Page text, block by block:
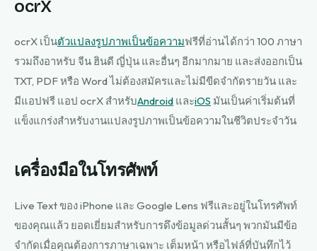
ocrX
ocrX เป็นตัวแปลงรูปภาพเป็นข้อความฟรีที่อ่านได้กว่า 100 ภาษา
รวมถึงอาหรับ จีน ฮินดี ญี่ปุ่น และอื่นๆ อีกมากมาย และส่งออกเป็น
TXT, PDF หรือ Word ไม่ต้องสมัครและไม่มีขีดจำกัดรายวัน และ
มีแอปฟรี แอป ocrX สำหรับAndroid และiOS มันเป็นค่าเริ่มต้นที่
แข็งแกร่งสำหรับงานแปลงรูปภาพเป็นข้อความในชีวิตประจำวัน
เครื่องมือในโทรศัพท์
Live Text ของ iPhone และ Google Lens ฟรีและอยู่ในโทรศัพท์
ของคุณแล้ว ยอดเยี่ยมสำหรับการดึงข้อมูลด่วนสั้นๆ พวกมันมีข้อ
จำกัดเมื่อคุณต้องการภาษาเฉพาะ เต็มหน้า หรือไฟล์ที่บันทึกไว้